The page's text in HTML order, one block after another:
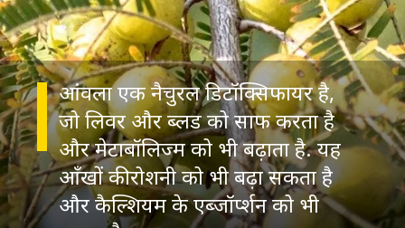
आंवला एक नैचुरल डिटॉक्सिफायर है,
जो लिवर और ब्लड को साफ करता है
और मेटाबॉलिज्म को भी बढ़ाता है. यह
आँखों की रोशनी को भी बढ़ा सकता है
और कैल्शियम के एब्जॉर्प्शन को भी